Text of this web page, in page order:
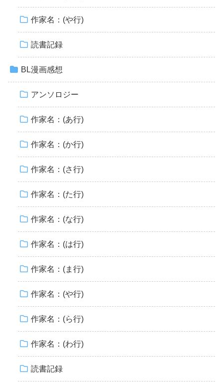
作家名：(や行)
読書記録
BL漫画感想
アンソロジー
作家名：(あ行)
作家名：(か行)
作家名：(さ行)
作家名：(た行)
作家名：(な行)
作家名：(は行)
作家名：(ま行)
作家名：(や行)
作家名：(ら行)
作家名：(わ行)
読書記録